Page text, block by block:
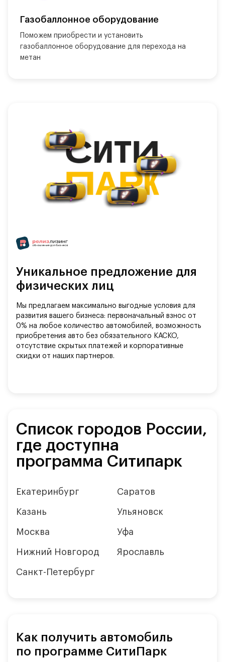
Газобаллонное оборудование
Поможем приобрести и установить
газобаллонное оборудование для перехода на
метан
Уникальное предложение для
физических лиц
Мы предлагаем максимально выгодные условия для
развития вашего бизнеса: первоначальный взнос от
0% на любое количество автомобилей, возможность
приобретения авто без обязательного КАСКО,
отсутствие скрытых платежей и корпоративные
скидки от наших партнеров.
Список городов России,
где доступна
программа Ситипарк
Екатеринбург
Казань
Москва
Нижний Новгород
Санкт-Петербург
Саратов
Ульяновск
Уфа
Ярославль
Как получить автомобиль
по программе СитиПарк